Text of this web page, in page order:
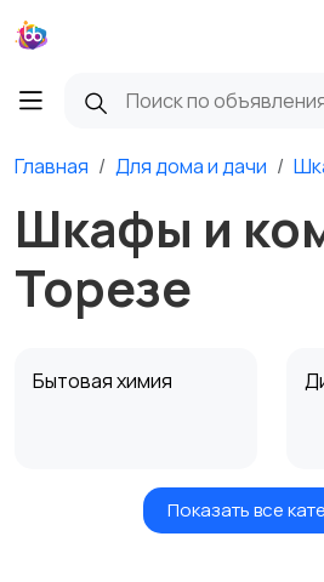
Главная Для дома и дачи
Шкафы и
Торезе
Бытовая химия
Кровати и матрасыПоказать все